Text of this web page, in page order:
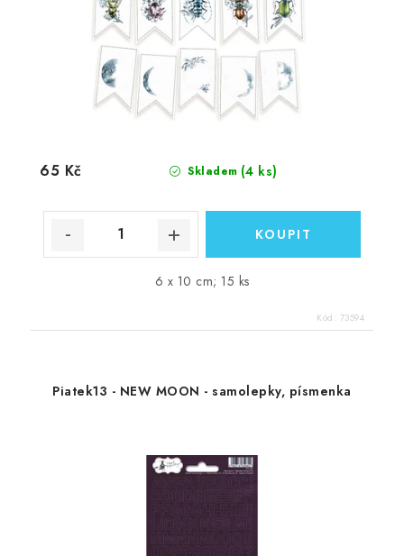
Skladem (4 ks)
65 Kč
6 x 10 cm; 15 ks
Kód: 73594
Piatek13 - NEW MOON - samolepky, písmenka